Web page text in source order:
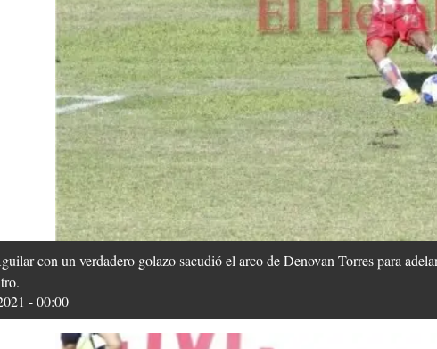
con un verdadero golazo sacudió el arco de Denovan Torres para
- 00:00